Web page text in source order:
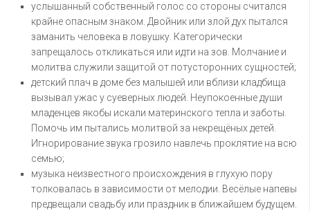
услышанный собственный голос со стороны считался
крайне опасным знаком. Двойник или злой дух пытался
заманить человека в ловушку. Категорически
запрещалось откликаться или идти на зов. Молчание и
молитва служили защитой от потусторонних сущностей;
детский плач в доме без малышей или вблизи кладбища
вызывал ужас у суеверных людей. Неупокоенные души
младенцев якобы искали материнского тепла и заботы.
Помочь им пытались молитвой за некрещёных детей.
Игнорирование звука грозило навлечь проклятие на всю
семью;
музыка неизвестного происхождения в глухую пору
толковалась в зависимости от мелодии. Весёлые напевы
предвещали свадьбу или праздник в ближайшем будущем.